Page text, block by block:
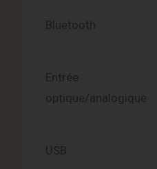
Bluetooth
Entrée
optique/analogique
USB